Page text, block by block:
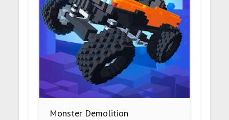
Monster Demolition